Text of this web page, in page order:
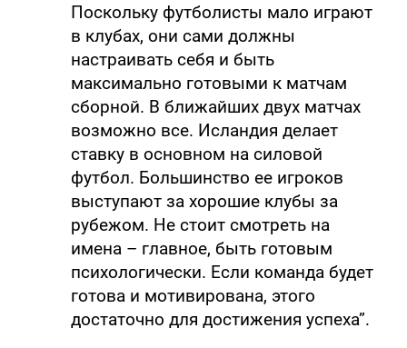
Поскольку футболисты мало играют
в клубах, они сами должны
настраивать себя и быть
максимально готовыми к матчам
сборной. В ближайших двух матчах
возможно все. Исландия делает
ставку в основном на силовой
футбол. Большинство ее игроков
выступают за хорошие клубы за
рубежом. Не стоит смотреть на
имена – главное, быть готовым
психологически. Если команда будет
готова и мотивирована, этого
достаточно для достижения успеха”.